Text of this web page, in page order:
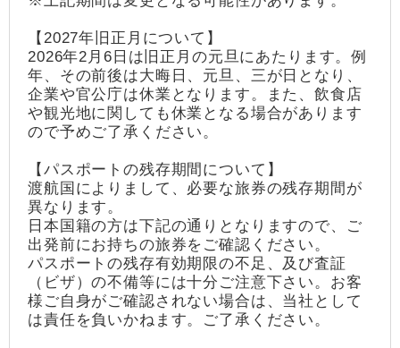
【2027年旧正月について】
2026年2月6日は旧正月の元旦にあたります。例
年、その前後は大晦日、元旦、三が日となり、
企業や官公庁は休業となります。また、飲食店
や観光地に関しても休業となる場合があります
ので予めご了承ください。
【パスポートの残存期間について】
渡航国によりまして、必要な旅券の残存期間が
異なります。
日本国籍の方は下記の通りとなりますので、ご
出発前にお持ちの旅券をご確認ください。
パスポートの残存有効期限の不足、及び査証
（ビザ）の不備等には十分ご注意下さい。お客
様ご自身がご確認されない場合は、当社として
は責任を負いかねます。ご了承ください。